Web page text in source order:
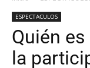
ESPECTACULOS
Quién
la